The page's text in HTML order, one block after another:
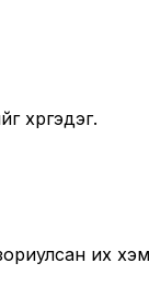
хүргэдэг.
их